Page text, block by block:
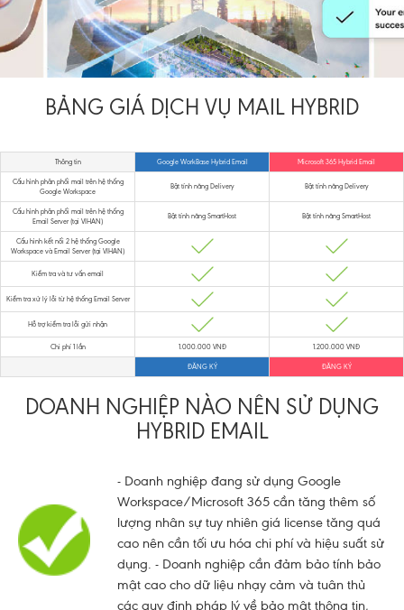
BẢNG GIÁ DỊCH VỤ MAIL HYBRID
Thông tin Google WorkBase Hybrid Email Microsoft 365 Hybrid Email
Cấu hình phân phối mail trên hệ thống
Google Workspace
Bật tính năng Delivery Bật tính năng Delivery
Cấu hình phân phối mail trên hệ thống
Email Server (tại VIHAN)
Bật tính năng SmartHost Bật tính năng SmartHost
Cấu hình kết nối 2 hệ thống Google
Workspace và Email Server (tại VIHAN)
Kiểm tra và tư vấn email
Kiểm tra xử lý lỗi từ hệ thống Email Server
Hỗ trợ kiểm tra lỗi gửi nhận
Chi phí 1 lần 1.000.000 VNĐ 1.200.000 VNĐ
ĐĂNG KÝ ĐĂNG KÝ
DOANH NGHIỆP NÀO NÊN SỬ DỤNG
HYBRID EMAIL
- Doanh nghiệp đang sử dụng Google
Workspace/Microsoft 365 cần tăng thêm số
lượng nhân sự tuy nhiên giá license tăng quá
cao nên cần tối ưu hóa chi phí và hiệu suất sử
dụng. - Doanh nghiệp cần đảm bảo tính bảo
mật cao cho dữ liệu nhạy cảm và tuân thủ
các quy định pháp lý về bảo mật thông tin,